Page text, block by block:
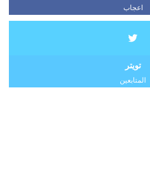
اعجاب
تويتر
المتابعين